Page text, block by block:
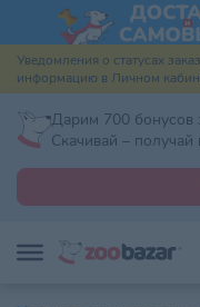
Уведомления о статусах
информацию в Личном
Дарим 700 бонусов
Скачивай – получай